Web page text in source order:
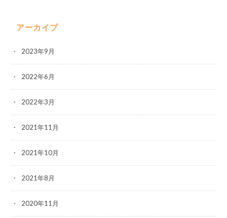
アーカイブ
2023年9月
2022年6月
2022年3月
2021年11月
2021年10月
2021年8月
2020年11月